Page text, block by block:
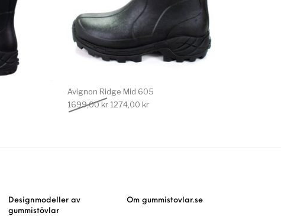
var: 1699,00 kr.
priset är: 1274,00 kr.
Avignon Ridge Mid 605
1699,00kr Det ursprungliga priset var: 1699,00 kr.
1274,00 krDet nuvarande priset är: 1274,00 kr.
Designmodeller av
gummistövlar
Om gummistovlar.se